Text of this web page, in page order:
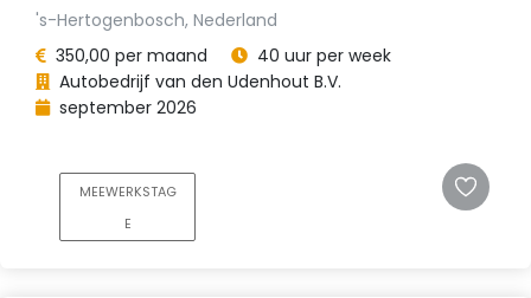
's-Hertogenbosch, Nederland
350,00 per maand
40 uur per week
Autobedrijf van den Udenhout B.V.
september 2026
MEEWERKSTAG
E